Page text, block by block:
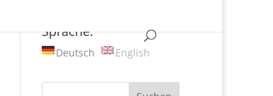
Sprache:
Deutsch English